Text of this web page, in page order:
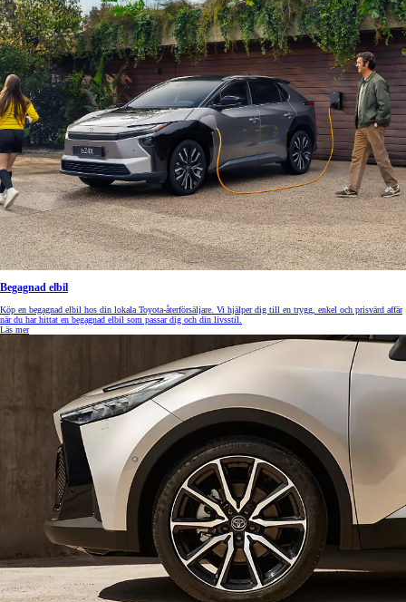
Begagnad elbil
Köp en begagnad elbil hos din lokala Toyota-återförsäljare. Vi hjälper dig till en trygg, enkel och prisvärd affär
när du har hittat en begagnad elbil som passar dig och din livsstil.
Läs mer